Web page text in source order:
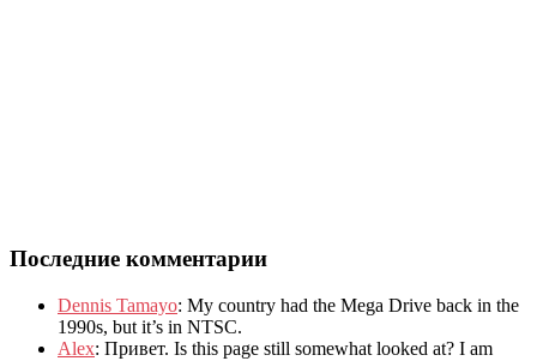
Последние комментарии
Dennis Tamayo: My country had the Mega Drive back in the
1990s, but it’s in NTSC.
Alex: Привет. Is this page still somewhat looked at? I am